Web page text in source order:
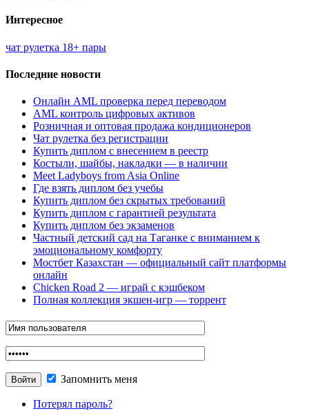
Интересное
чат рулетка 18+ пары
Последние новости
Онлайн AML проверка перед переводом
AML контроль цифровых активов
Розничная и оптовая продажа кондиционеров
Чат рулетка без регистрации
Купить диплом с внесением в реестр
Костыли, шайбы, накладки — в наличии
Meet Ladyboys from Asia Online
Где взять диплом без учебы
Купить диплом без скрытых требований
Купить диплом с гарантией результата
Купить диплом без экзаменов
Частный детский сад на Таганке с вниманием к
эмоциональному комфорту
Мостбет Казахстан — официальный сайт платформы
онлайн
Chicken Road 2 — играй с кэшбеком
Полная коллекция экшен-игр — торрент
Запомнить меня
Потерял пароль?